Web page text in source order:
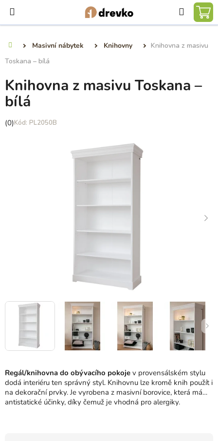
obsah
Hledat
Masivní nábytek Knihovny
Knihovna z masivu
Toskana – bílá
Regál/knihovna do obývacího pokoje v provensálském stylu
dodá interiéru ten správný styl. Knihovnu lze kromě knih použít i
na dekorační prvky. Je vyrobena z masivní borovice, která má
antistatické účinky, díky čemuž je vhodná pro alergiky.
Knihovna z masivu Toskana –
bílá
Průměrné
(0) PL2050B